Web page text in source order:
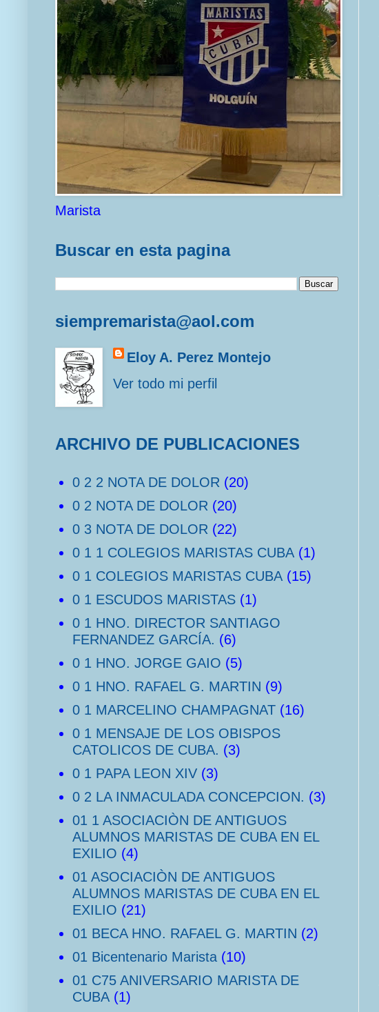
Marista
Buscar en esta pagina
siempremarista@aol.com
Eloy A. Perez Montejo
Ver todo mi perfil
ARCHIVO DE PUBLICACIONES
0 2 2 NOTA DE DOLOR (20)
0 2 NOTA DE DOLOR (20)
0 3 NOTA DE DOLOR (22)
0 1 1 COLEGIOS MARISTAS CUBA (1)
0 1 COLEGIOS MARISTAS CUBA (15)
0 1 ESCUDOS MARISTAS (1)
0 1 HNO. DIRECTOR SANTIAGO
FERNANDEZ GARCÍA. (6)
0 1 HNO. JORGE GAIO (5)
0 1 HNO. RAFAEL G. MARTIN (9)
0 1 MARCELINO CHAMPAGNAT (16)
0 1 MENSAJE DE LOS OBISPOS
CATOLICOS DE CUBA. (3)
0 1 PAPA LEON XIV (3)
0 2 LA INMACULADA CONCEPCION. (3)
01 1 ASOCIACIÒN DE ANTIGUOS
ALUMNOS MARISTAS DE CUBA EN EL
EXILIO (4)
01 ASOCIACIÒN DE ANTIGUOS
ALUMNOS MARISTAS DE CUBA EN EL
EXILIO (21)
01 BECA HNO. RAFAEL G. MARTIN (2)
01 Bicentenario Marista (10)
01 C75 ANIVERSARIO MARISTA DE
CUBA (1)